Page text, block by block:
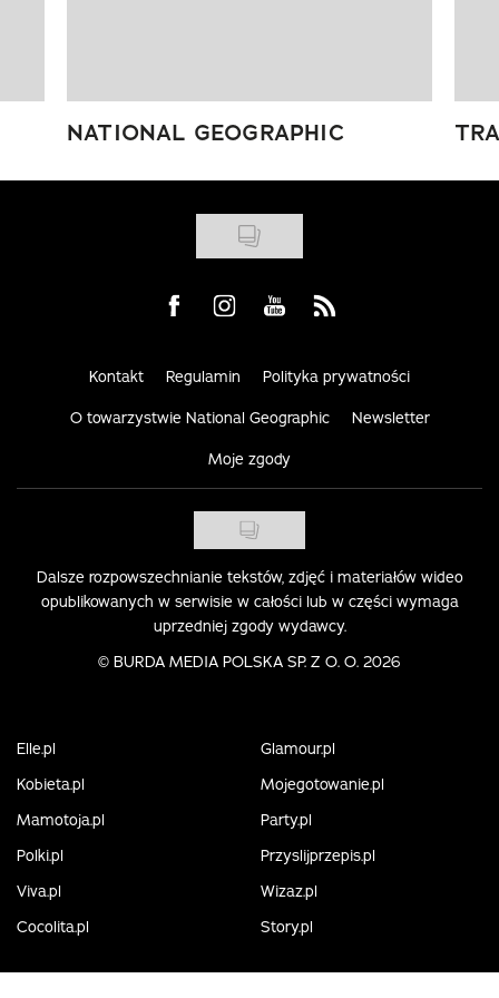
NATIONAL GEOGRAPHIC
Visit us on Facebook
Visit us on Instagram
Visit us on Youtube
Visit us on Rss
Kontakt Regulamin Polityka prywatności
O towarzystwie National Geographic Newsletter
Moje zgody
Dalsze rozpowszechnianie tekstów, zdjęć i materiałów wideo
opublikowanych w serwisie w całości lub w części wymaga
uprzedniej zgody wydawcy.
© BURDA MEDIA POLSKA SP. Z O. O. 2026
Elle.pl
Glamour.pl
Kobieta.pl
Mojegotowanie.pl
Mamotoja.pl
Party.pl
Polki.pl
Przyslijprzepis.pl
Viva.pl
Wizaz.pl
Cocolita.pl
Story.pl